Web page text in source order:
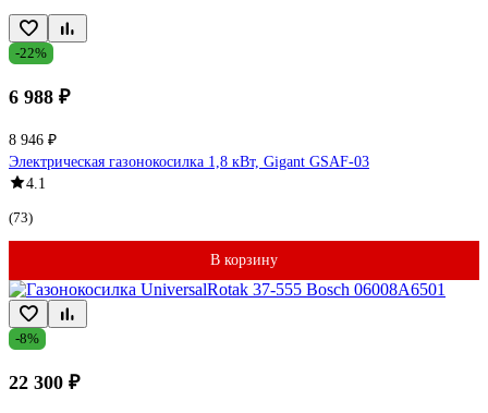
-22%
6 988 ₽
8 946 ₽
Электрическая газонокосилка 1,8 кВт, Gigant GSAF-03
4.1
(73)
В корзину
-8%
22 300 ₽